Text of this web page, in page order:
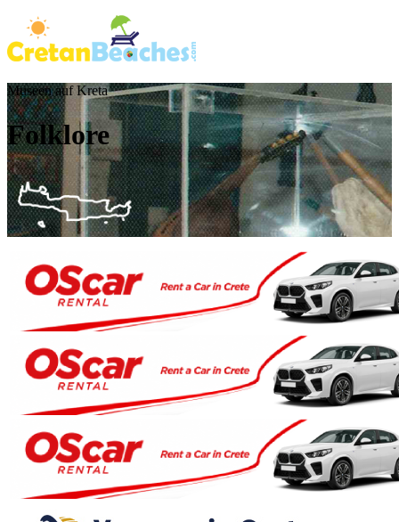
Museen auf Kreta
Folklore